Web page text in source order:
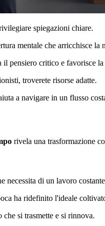
spiegazioni chiare.
mentale che arricchisce la
pensiero critico e favorisce la
troverete risorse adatte.
a navigare in un flusso
rivela una trasformazione
necessita di un lavoro
ha ridefinito l'ideale
si trasmette e si rinnova.